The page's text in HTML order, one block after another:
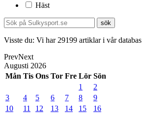
Häst
Visste du: Vi har 29199 artiklar i vår databas
PrevNext
Augusti 2026
Mån Tis Ons Tor Fre Lör Sön
1
2
3
4 5 6 7 8
9
10
11 12 13 14 15
16